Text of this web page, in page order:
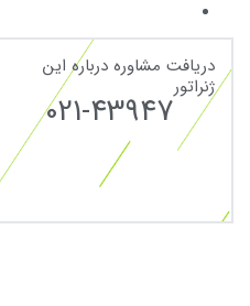
دریافت مشاوره درباره این
ژنراتور
021-43947